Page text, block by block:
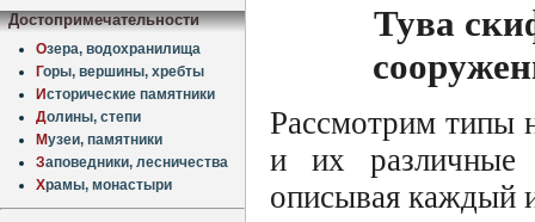
Достопримечательности
Озера, водохранилища
Горы, вершины, хребты
Исторические памятники
Долины, степи
Музеи, памятники
Заповедники, лесничества
Храмы, монастыри
Тува
Рассмотрим типы
и их различные
описывая каждый